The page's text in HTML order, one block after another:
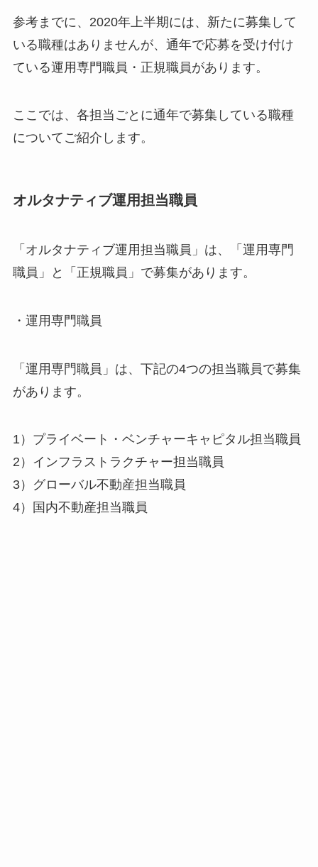
参考までに、2020年上半期には、新たに募集して
いる職種はありませんが、通年で応募を受け付け
ている運用専門職員・正規職員があります。
ここでは、各担当ごとに通年で募集している職種
についてご紹介します。
オルタナティブ運用担当職員
「オルタナティブ運用担当職員」は、「運用専門
職員」と「正規職員」で募集があります。
・運用専門職員
「運用専門職員」は、下記の4つの担当職員で募集
があります。
1）プライベート・ベンチャーキャピタル担当職員
2）インフラストラクチャー担当職員
3）グローバル不動産担当職員
4）国内不動産担当職員